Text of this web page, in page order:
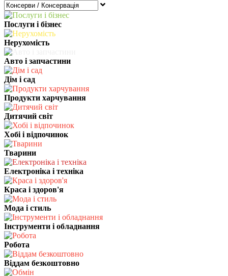
Послуги і бізнес
Нерухомість
Авто і запчастини
Дім і сад
Продукти харчування
Дитячий світ
Хобі і відпочинок
Тварини
Електроніка і техніка
Краса і здоров'я
Мода і стиль
Інструменти і обладнання
Робота
Віддам безкоштовно